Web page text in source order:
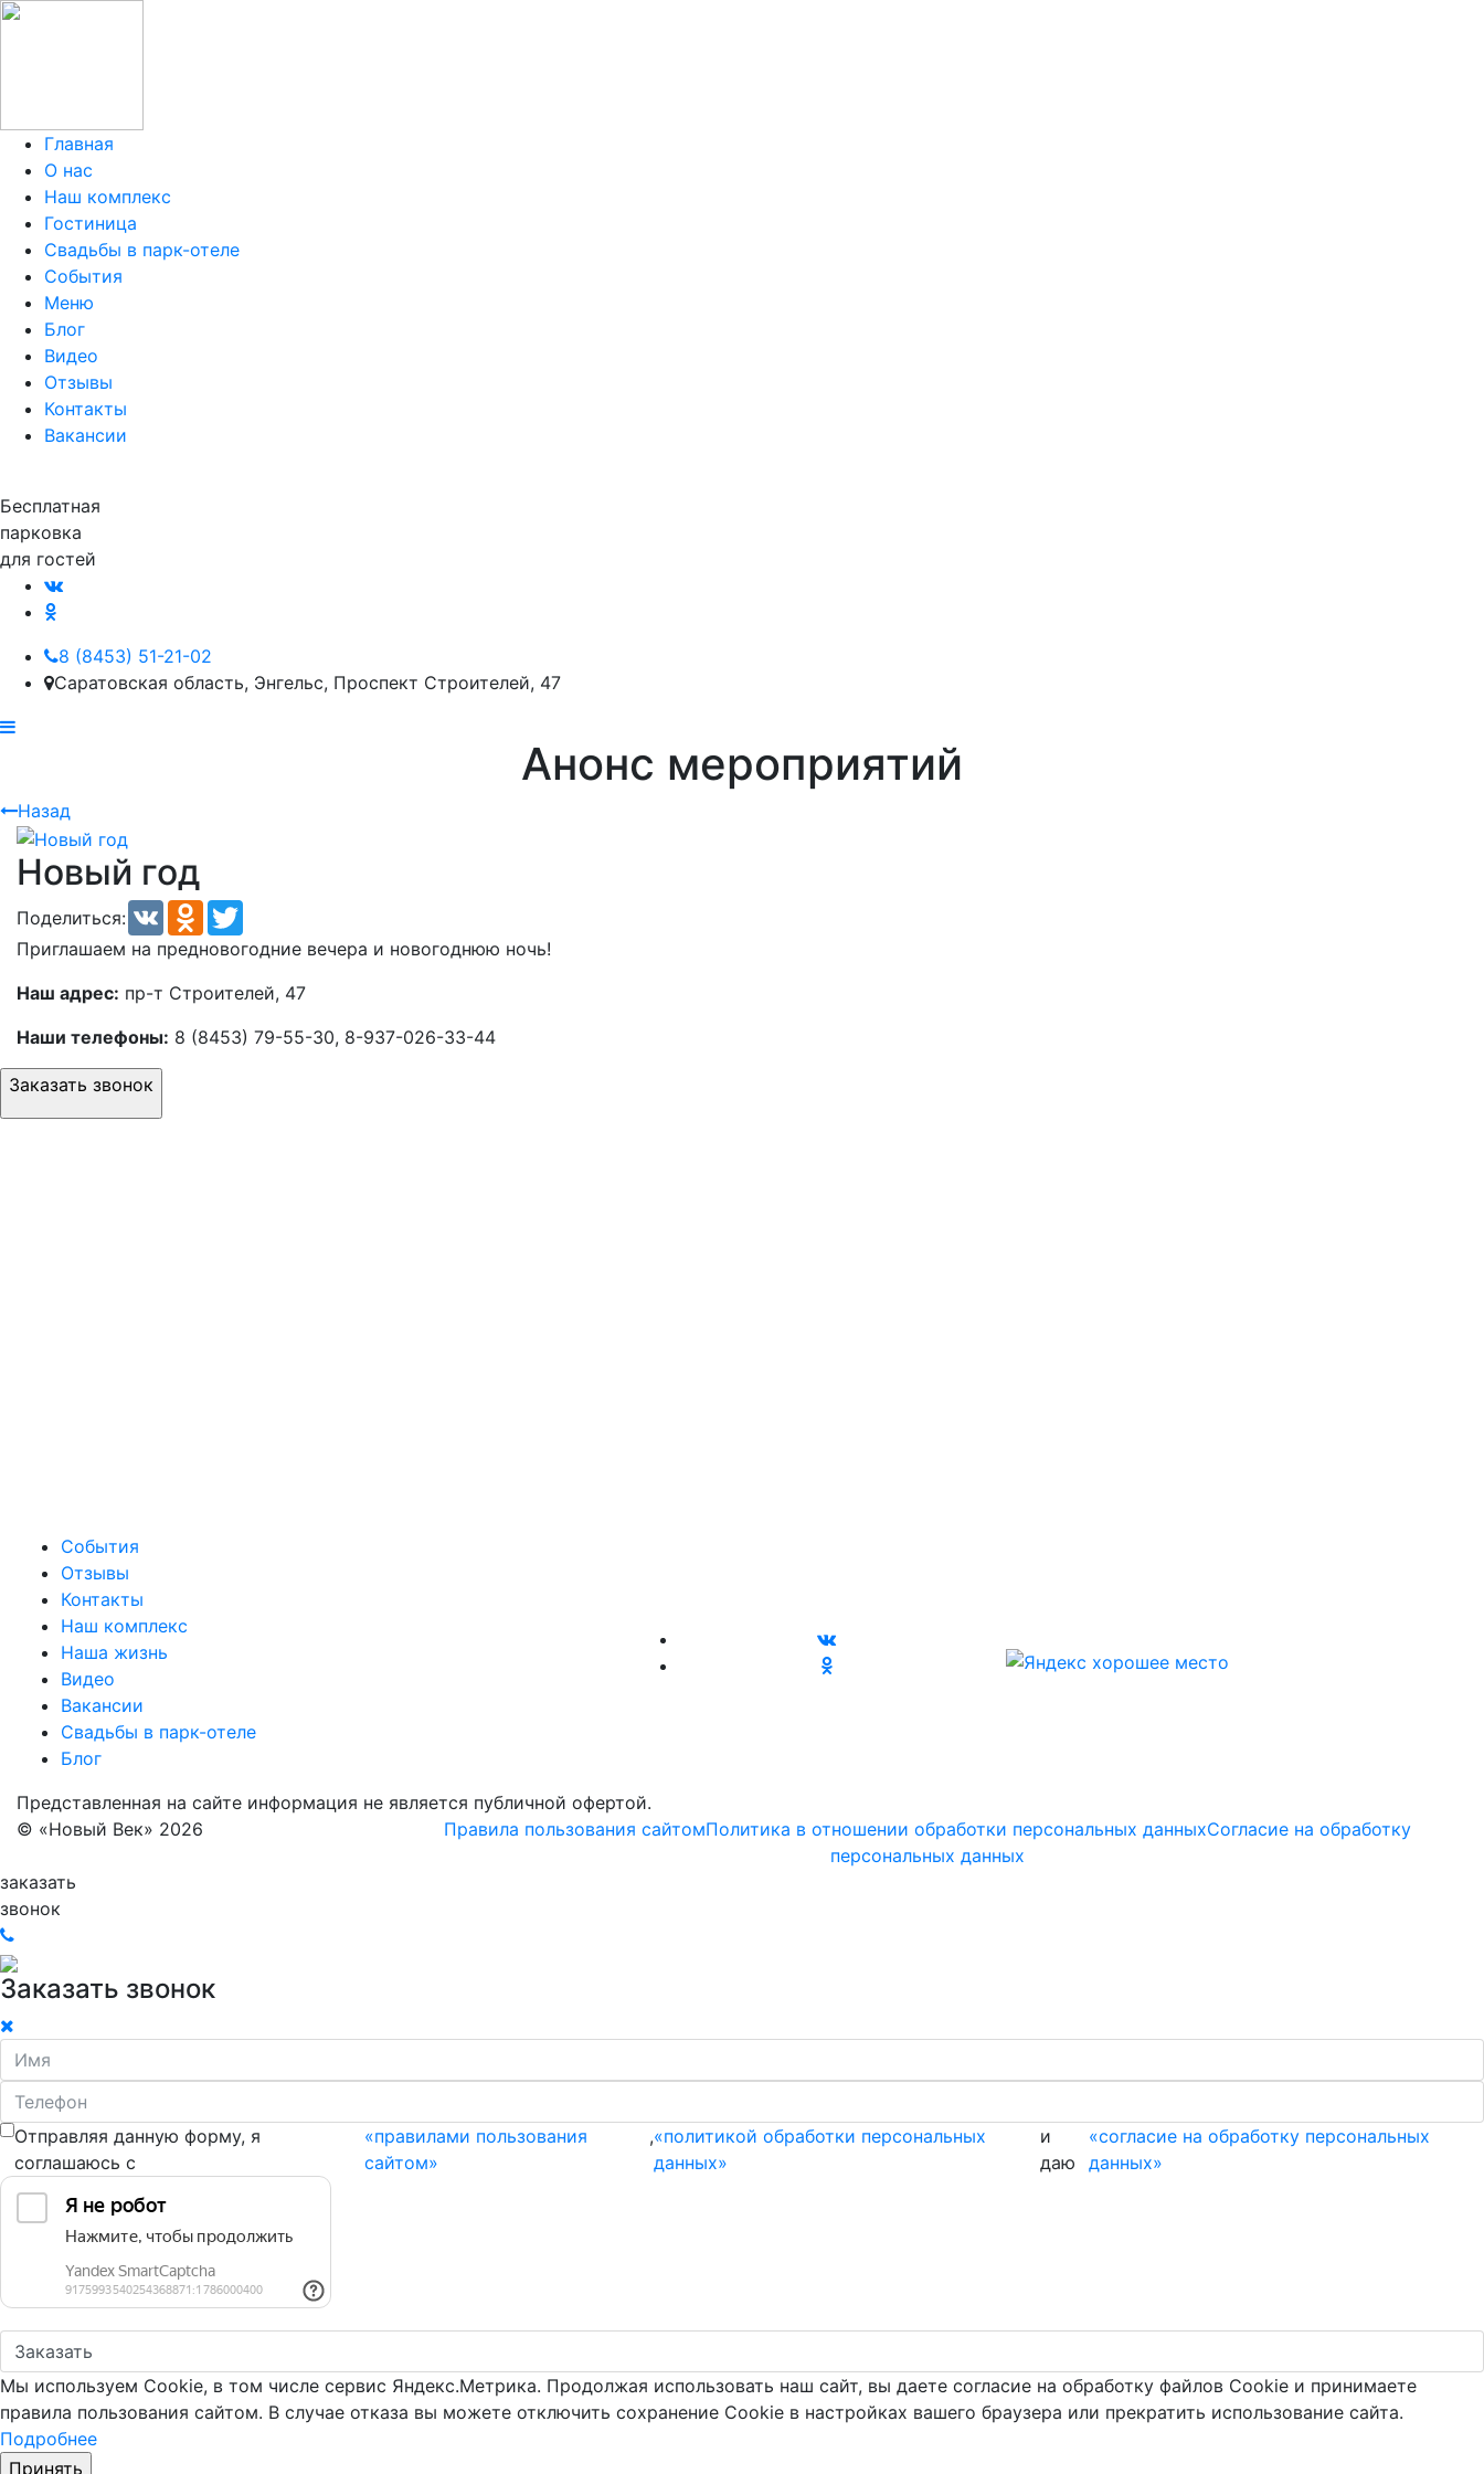
Главная
О нас
Наш комплекс
Гостиница
Свадьбы в парк-отеле
События
Меню
Блог
Видео
Отзывы
Контакты
Вакансии
Бесплатная
парковка
для гостей
8 (8453) 51-21-02
Саратовская область, Энгельс, Проспект Строителей, 47
Анонс мероприятий
Назад
Новый год
Поделиться: VK Odnoklassniki
Приглашаем на предновогодние вечера и новогоднюю ночь!
Наш адрес: пр-т Строителей, 47
Наши телефоны: 8 (8453) 79-55-30, 8-937-026-33-44
Заказать звонок
События
Отзывы
Контакты
Наш комплекс
Наша жизнь
Видео
Вакансии
Свадьбы в парк-отеле
Блог
Представленная на сайте информация не является публичной офертой.
© «Новый Век» 2026
Правила пользования сайтомПолитика в отношении обработки персональных данныхСогласие на обработку
персональных данных
заказать
звонок
Заказать звонок
Отправляя данную форму, я
соглашаюсь с
«правилами пользования
сайтом»
,«политикой обработки персональных
данных»
и
даю
«согласие на обработку персональных
данных»
Мы используем Cookie, в том числе сервис Яндекс.Метрика. Продолжая использовать наш сайт, вы даете согласие на обработку файлов Cookie и принимаете
правила пользования сайтом. В случае отказа вы можете отключить сохранение Cookie в настройках вашего браузера или прекратить использование сайта.
Подробнее
Принять